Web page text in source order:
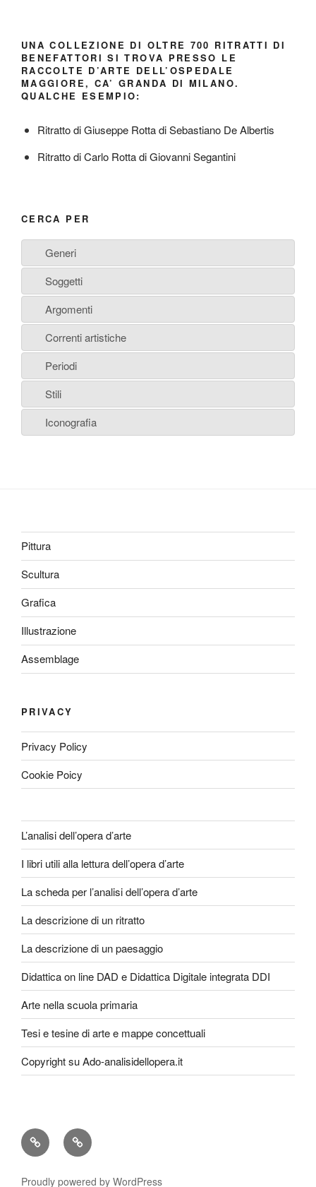
UNA COLLEZIONE DI OLTRE 700 RITRATTI DI
BENEFATTORI SI TROVA PRESSO LE
RACCOLTE D’ARTE DELL’OSPEDALE
MAGGIORE, CA’ GRANDA DI MILANO.
QUALCHE ESEMPIO:
Ritratto di Giuseppe Rotta di Sebastiano De Albertis
Ritratto di Carlo Rotta di Giovanni Segantini
CERCA PER
Generi
Soggetti
Argomenti
Correnti artistiche
Periodi
Stili
Iconografia
Pittura
Scultura
Grafica
Illustrazione
Assemblage
PRIVACY
Privacy Policy
Cookie Poicy
L’analisi dell’opera d’arte
I libri utili alla lettura dell’opera d’arte
La scheda per l’analisi dell’opera d’arte
La descrizione di un ritratto
La descrizione di un paesaggio
Didattica on line DAD e Didattica Digitale integrata DDI
Arte nella scuola primaria
Tesi e tesine di arte e mappe concettuali
Copyright su Ado-analisidellopera.it
Privacy
Policy
Cookie
Poicy
Proudly powered by WordPress